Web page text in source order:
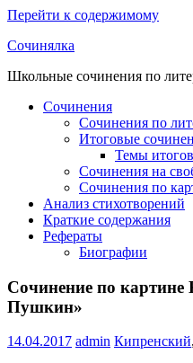
Перейти к содержимому
Сочинялка
Школьные сочинения по
Сочинения
Сочинения по
Итоговые
Темы
Сочинения на
Сочинения по
Анализ стихотворений
Краткие содержания
Рефераты
Биографии
Сочинение по
Пушкин»
14.04.2017 admin Кипренский,